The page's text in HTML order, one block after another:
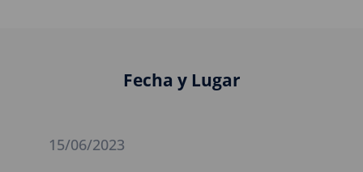
Fecha y Lugar
15/06/2023